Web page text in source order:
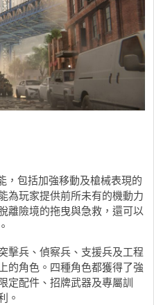
， 包括加強移動及槍械表現的
為玩家提供前所未有的機動力
離險境的拖曳與急救， 還可以
擊兵、偵察兵、支援兵及工程
的角色。四種角色都獲得了強
定配件、招牌武器及專屬訓
。